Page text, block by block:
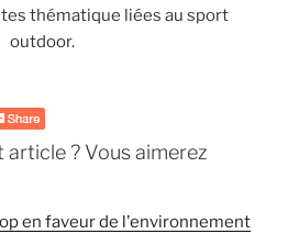
thématique liées au sport
outdoor.
article ? Vous aimerez
en faveur de l'environnement